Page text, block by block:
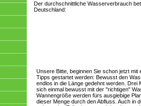
Der durchschnittliche Wasserverbrauch
Deutschland:
Unsere Bitte, beginnen Sie schon jetzt
Tipps gestartet werden: Bewusst den
endlos in die Länge gedehnt werden.
sich einmal bewusst mit der "richtigen"
Wannengröße werden fürs ausgiebige
dieser Menge durch den Abfluss. Auch in